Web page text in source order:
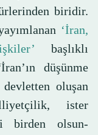
biridir.
‘İran,
başlıklı
düşünme
oluşan
ister
birden olsun-